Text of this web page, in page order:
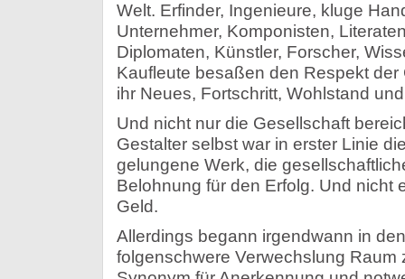
Welt. Erfinder, Ingenieure, kluge
Unternehmer, Komponisten,
Diplomaten, Künstler, Forscher,
Kaufleute besaßen den Respekt
ihr Neues, Fortschritt, Wohlstand
Und nicht nur die Gesellschaft
Gestalter selbst war in erster Linie
gelungene Werk, die
Belohnung für den Erfolg. Und nicht
Geld.
Allerdings begann irgendwann in
folgenschwere Verwechslung Raum